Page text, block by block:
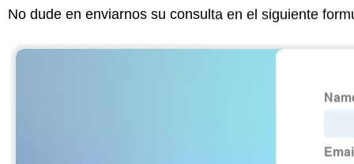
No dude en enviarnos su consulta en el siguiente